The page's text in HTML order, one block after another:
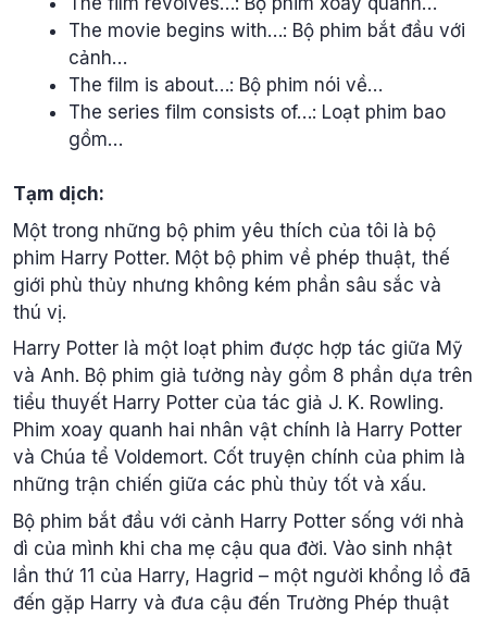
The movie begins with…: Bộ phim bắt đầu với
cảnh…
The film is about…: Bộ phim nói về…
The series film consists of…: Loạt phim bao
gồm…
Tạm dịch:
Một trong những bộ phim yêu thích của tôi là bộ
phim Harry Potter. Một bộ phim về phép thuật, thế
giới phù thủy nhưng không kém phần sâu sắc và
thú vị.
Harry Potter là một loạt phim được hợp tác giữa Mỹ
và Anh. Bộ phim giả tưởng này gồm 8 phần dựa trên
tiểu thuyết Harry Potter của tác giả J. K. Rowling.
Phim xoay quanh hai nhân vật chính là Harry Potter
và Chúa tể Voldemort. Cốt truyện chính của phim là
những trận chiến giữa các phù thủy tốt và xấu.
Bộ phim bắt đầu với cảnh Harry Potter sống với nhà
dì của mình khi cha mẹ cậu qua đời. Vào sinh nhật
lần thứ 11 của Harry, Hagrid – một người khổng lồ đã
đến gặp Harry và đưa cậu đến Trường Phép thuật